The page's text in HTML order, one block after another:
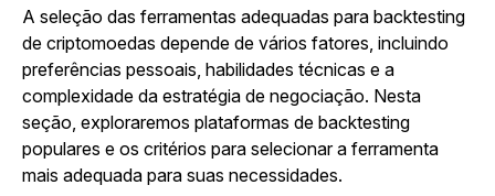
A seleção das ferramentas adequadas para backtesting
de criptomoedas depende de vários fatores, incluindo
preferências pessoais, habilidades técnicas e a
complexidade da estratégia de negociação. Nesta
seção, exploraremos plataformas de backtesting
populares e os critérios para selecionar a ferramenta
mais adequada para suas necessidades.